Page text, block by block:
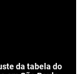
da tabela do